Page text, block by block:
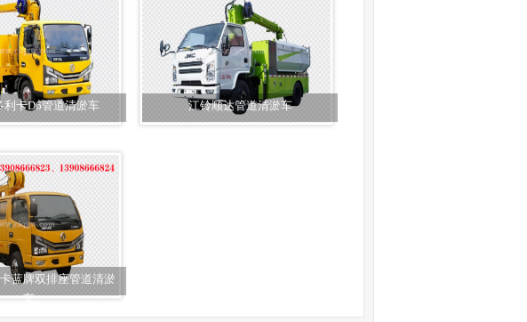
利卡D6管道清淤车 江铃顺达管道清淤车
蓝牌双排座管道清淤
车